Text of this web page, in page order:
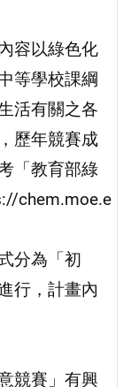
容以綠色化
等學校課綱
活有關之各
歷年競賽成
「教育部綠
chem.moe.e
分為「初
行，計畫內
競賽」有興